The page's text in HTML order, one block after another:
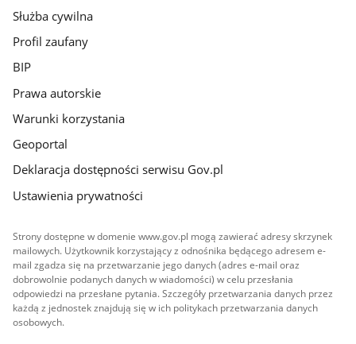
Służba cywilna
Profil zaufany
BIP
Prawa autorskie
Warunki korzystania
Geoportal
Deklaracja dostępności serwisu Gov.pl
Ustawienia prywatności
Strony dostępne w domenie www.gov.pl mogą zawierać adresy skrzynek
mailowych. Użytkownik korzystający z odnośnika będącego adresem e-
mail zgadza się na przetwarzanie jego danych (adres e-mail oraz
dobrowolnie podanych danych w wiadomości) w celu przesłania
odpowiedzi na przesłane pytania. Szczegóły przetwarzania danych przez
każdą z jednostek znajdują się w ich politykach przetwarzania danych
osobowych.